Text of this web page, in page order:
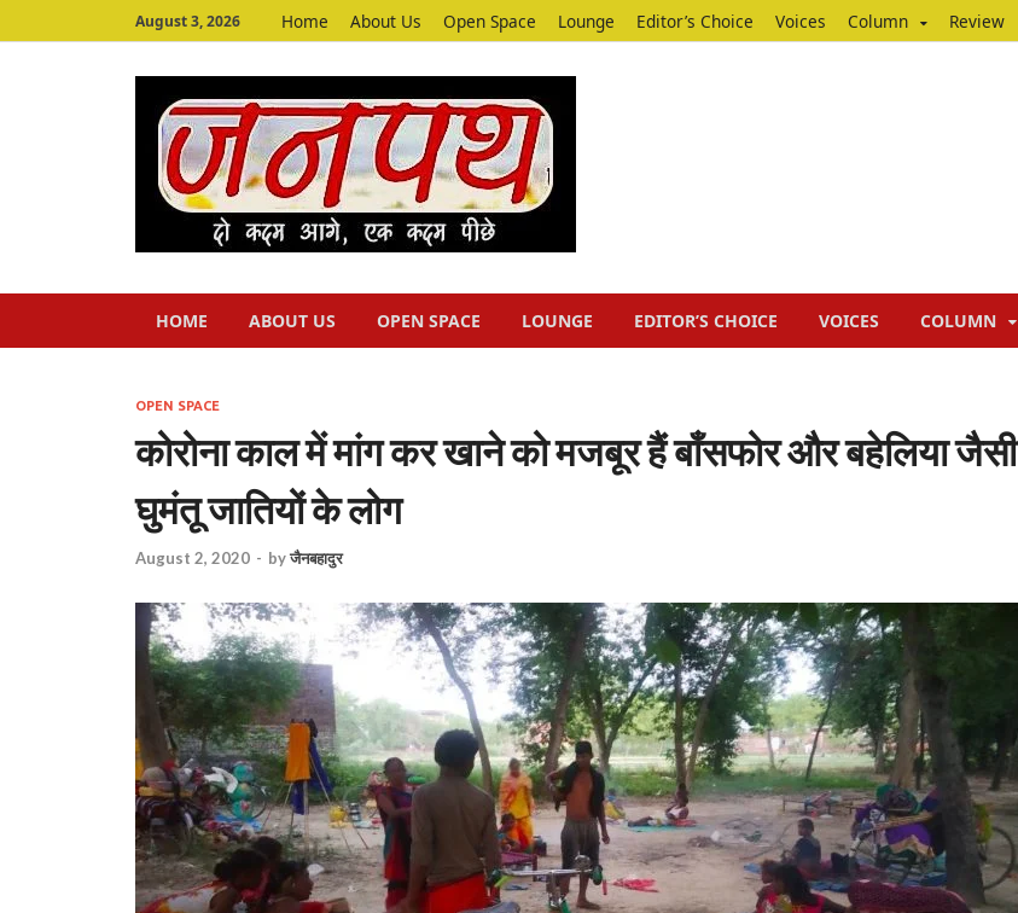
August 3, 2026 Home About Us Open Space Lounge Editor’s Choice Voices Column Review
HOME ABOUT US OPEN SPACE LOUNGE EDITOR’S CHOICE VOICES COLUMN
OPEN SPACE
कोरोना काल में मांग कर खाने को मजबूर हैं बाँसफोर और बहेलिया जैसी
घुमंतू जातियों के लोग
August 2, 2020 - byजैनबहादुर